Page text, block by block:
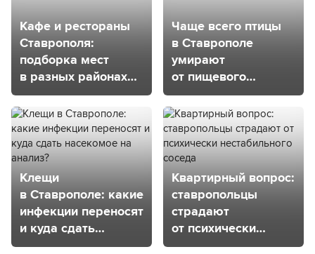
Кафе и рестораны
Ставрополя:
подборка мест
в разных районах
города
Чаще всего птицы
в Ставрополе
умирают
от пищевого
отравления
Клещи
в Ставрополе: какие
инфекции переносят
и куда сдать
насекомое
Квартирный вопрос:
ставропольцы
страдают
от психически
нестабильного